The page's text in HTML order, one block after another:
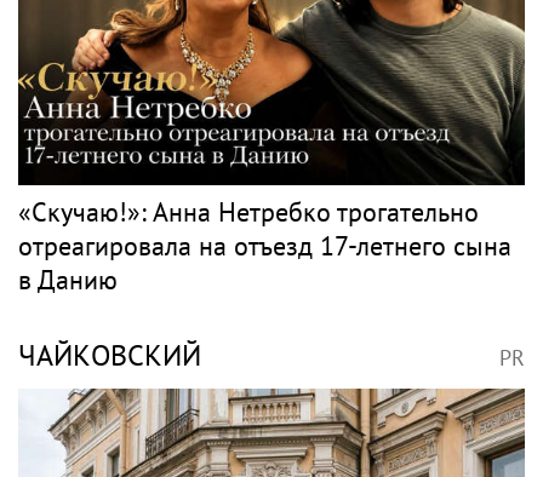
«Скучаю!»: Анна Нетребко трогательно
отреагировала на отъезд 17-летнего сына
в Данию
ЧАЙКОВСКИЙ PR